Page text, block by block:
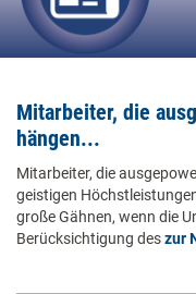
Mitarbeiter, die
hängen...
Mitarbeiter, die
geistigen
große Gähnen, wenn die
Berücksichtigung deszur